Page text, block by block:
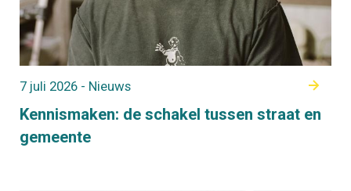
Kennismaken: de schakel tussen straat en
gemeente
7 juli 2026 - Nieuws